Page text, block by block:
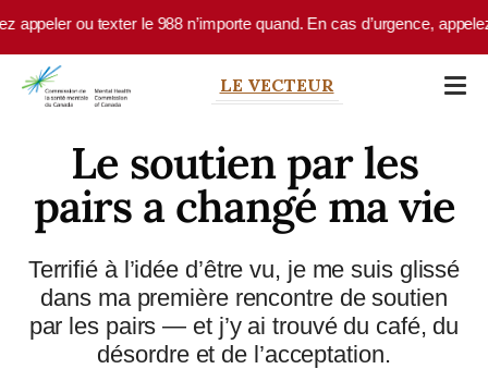
Skip to main content
ou texter le 988 n’importe quand. En cas d’urgence, appelez le
LE VECTEUR
Le soutien par les
pairs a changé ma vie
Terrifié à l’idée d’être vu, je me suis glissé
dans ma première rencontre de soutien
par les pairs — et j’y ai trouvé du café, du
désordre et de l’acceptation.